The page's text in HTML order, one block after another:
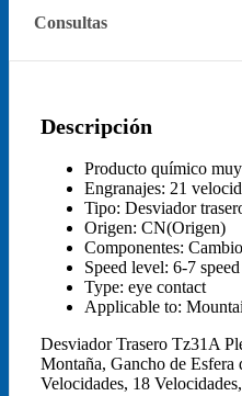
Consultas
Descripción
Producto químico
Engranajes: 21
Tipo: Desviador
Origen: CN(Origen)
Componentes:
Speed level: 6-7
Type: eye contact
Applicable to:
Desviador Trasero Tz31A
Montaña, Gancho de Esfera
Velocidades, 18